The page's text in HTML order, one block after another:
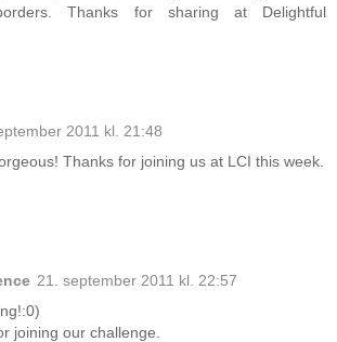
Thanks for sharing at Delightful
2011 kl. 21:48
Thanks for joining us at LCI this week.
21. september 2011 kl. 22:57
joining our challenge.